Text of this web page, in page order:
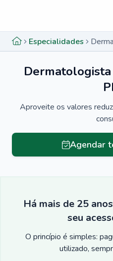
Especialidades
Aproveite os valores
Agendar
Há mais de 25
seu
O princípio é simples:
utilizado,